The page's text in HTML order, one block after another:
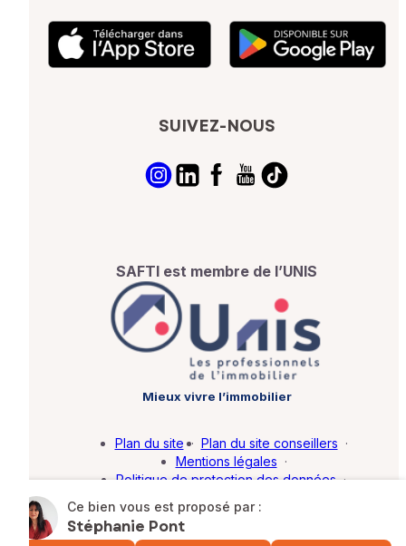
Ce bien vous est proposé par :
Stéphanie Pont
SUIVEZ-NOUS
SAFTI est membre de l’UNIS
Mieux vivre l’immobilier
© SAFTI 2026. Tous droits réservés.
Plan du site · Plan du site conseillers ·
Mentions légales ·
Politique de protection des données ·